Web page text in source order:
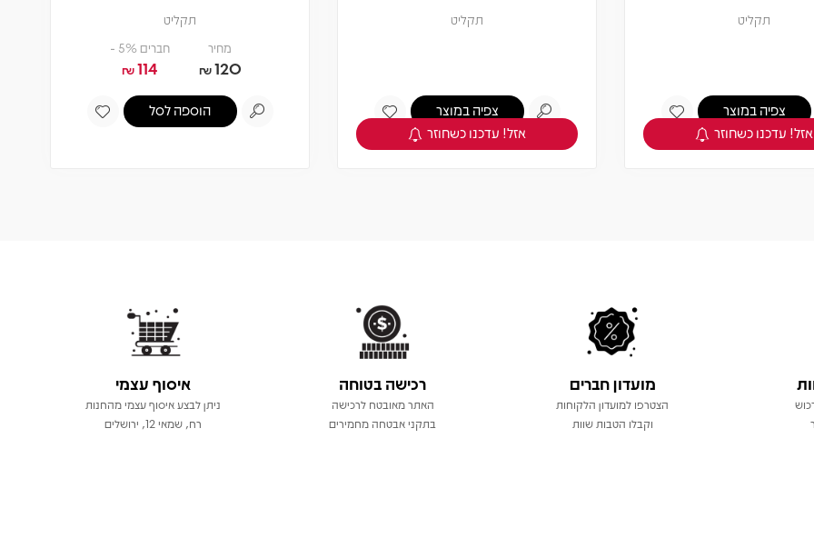
תקליט
צפיה במוצר
אזל! עדכנו כשחוזר
תקליט
צפיה במוצר
אזל! עדכנו כשחוזר
תקליט
מחיר
120
₪
חברים 5% -
114
₪
הוספה לסל
מועדון חברים
הצטרפו למועדון הלקוחות
וקבלו הטבות שוות
רכישה בטוחה
האתר מאובטח לרכישה
בתקני אבטחה מחמירים
איסוף עצמי
ניתן לבצע איסוף עצמי מהחנות
רח, שמאי 12, ירושלים